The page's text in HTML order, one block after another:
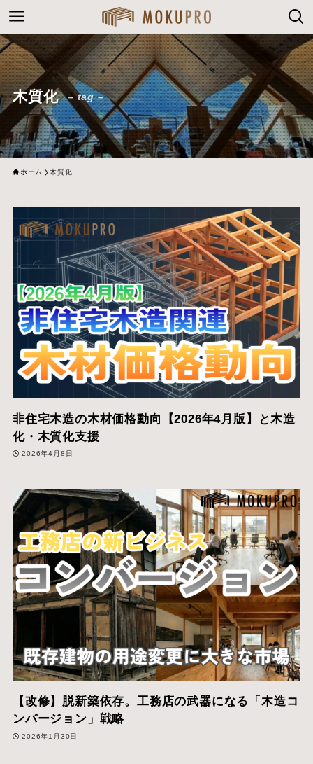
木質化 – tag –
ホーム 木質化
非住宅木造の木材価格動向【2026年4月版】と木造
化・木質化支援
2026年4月8日
【改修】脱新築依存。工務店の武器になる「木造コ
ンバージョン」戦略
2026年1月30日